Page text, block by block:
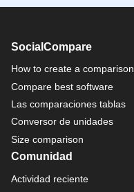
SocialCompare
How to create a comparison
Compare best software
Las comparaciones tablas
Conversor de unidades
Size comparison
Comunidad
Actividad reciente